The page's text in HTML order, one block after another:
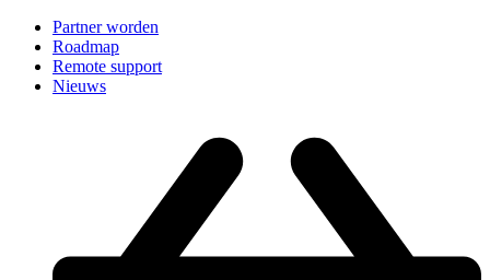
Partner worden
Roadmap
Remote support
Nieuws